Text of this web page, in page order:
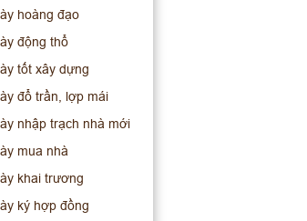
hoàng đạo
động thổ
tốt xây dựng
đổ trần, lợp mái
nhập trạch nhà mới
mua nhà
khai trương
ký hợp đồng